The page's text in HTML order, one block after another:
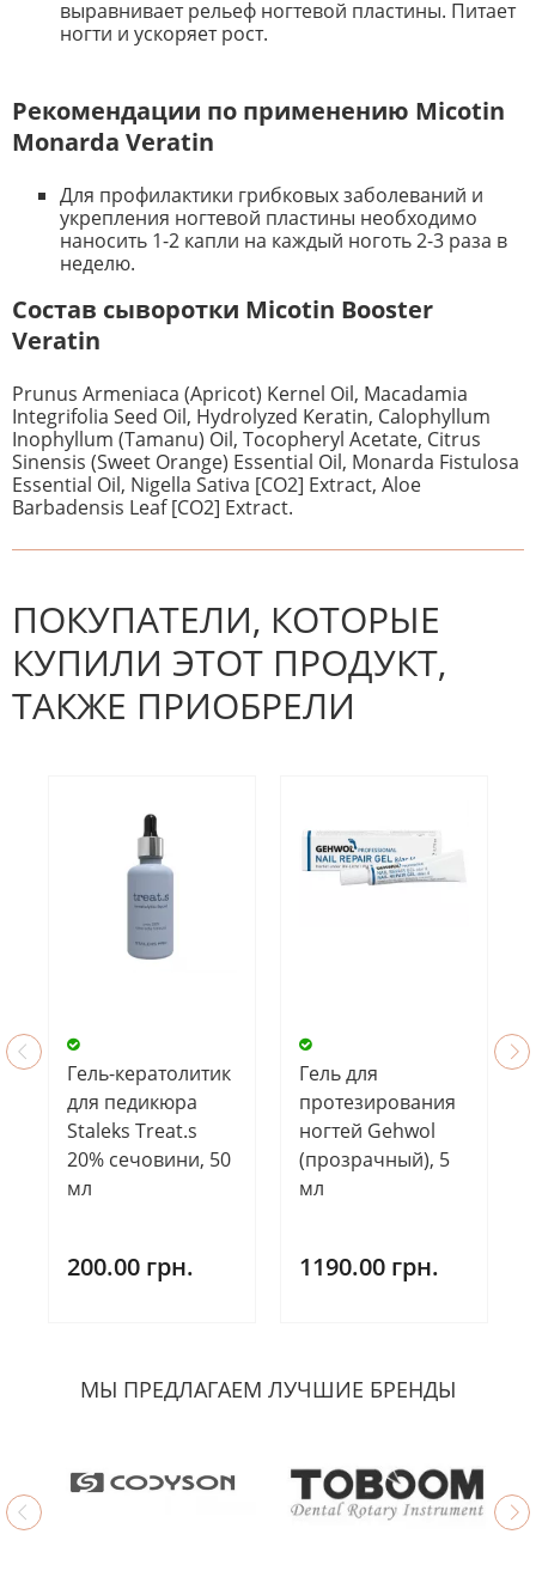
выравнивает рельеф ногтевой пластины. Питает
ногти и ускоряет рост.
Рекомендации по применению Micotin
Monarda Veratin
Для профилактики грибковых заболеваний и
укрепления ногтевой пластины необходимо
наносить 1-2 капли на каждый ноготь 2-3 раза в
неделю.
Состав сыворотки Micotin Booster
Veratin
Prunus Armeniaca (Apricot) Kernel Oil, Macadamia
Integrifolia Seed Oil, Hydrolyzed Keratin, Calophyllum
Inophyllum (Tamanu) Oil, Tocopheryl Acetate, Citrus
Sinensis (Sweet Orange) Essential Oil, Monarda Fistulosa
Essential Oil, Nigella Sativa [CO2] Extract, Aloe
Barbadensis Leaf [CO2] Extract.
К настоящему времени нет
отзыв.
ПОКУПАТЕЛИ, КОТОРЫЕ
КУПИЛИ ЭТОТ ПРОДУКТ,
ТАКЖЕ ПРИОБРЕЛИ
Гель-кератолитик
для педикюра
Staleks Treat.s
20% сечовини, 50
мл
200.00 грн.
Гель для
протезирования
ногтей Gehwol
(прозрачный), 5
мл
1190.00 грн.
МЫ ПРЕДЛАГАЕМ ЛУЧШИЕ БРЕНДЫ